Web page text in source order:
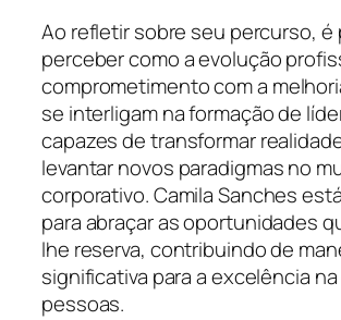
Ao refletir sobre seu percurso, é
perceber como a evolução
comprometimento com a
se interligam na formação de
capazes de transformar
levantar novos paradigmas no
corporativo. Camila Sanches
para abraçar as oportunidades
lhe reserva, contribuindo de
significativa para a excelência
pessoas.